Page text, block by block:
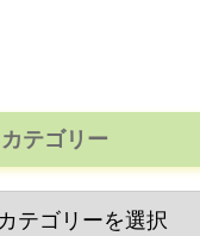
カテゴリー